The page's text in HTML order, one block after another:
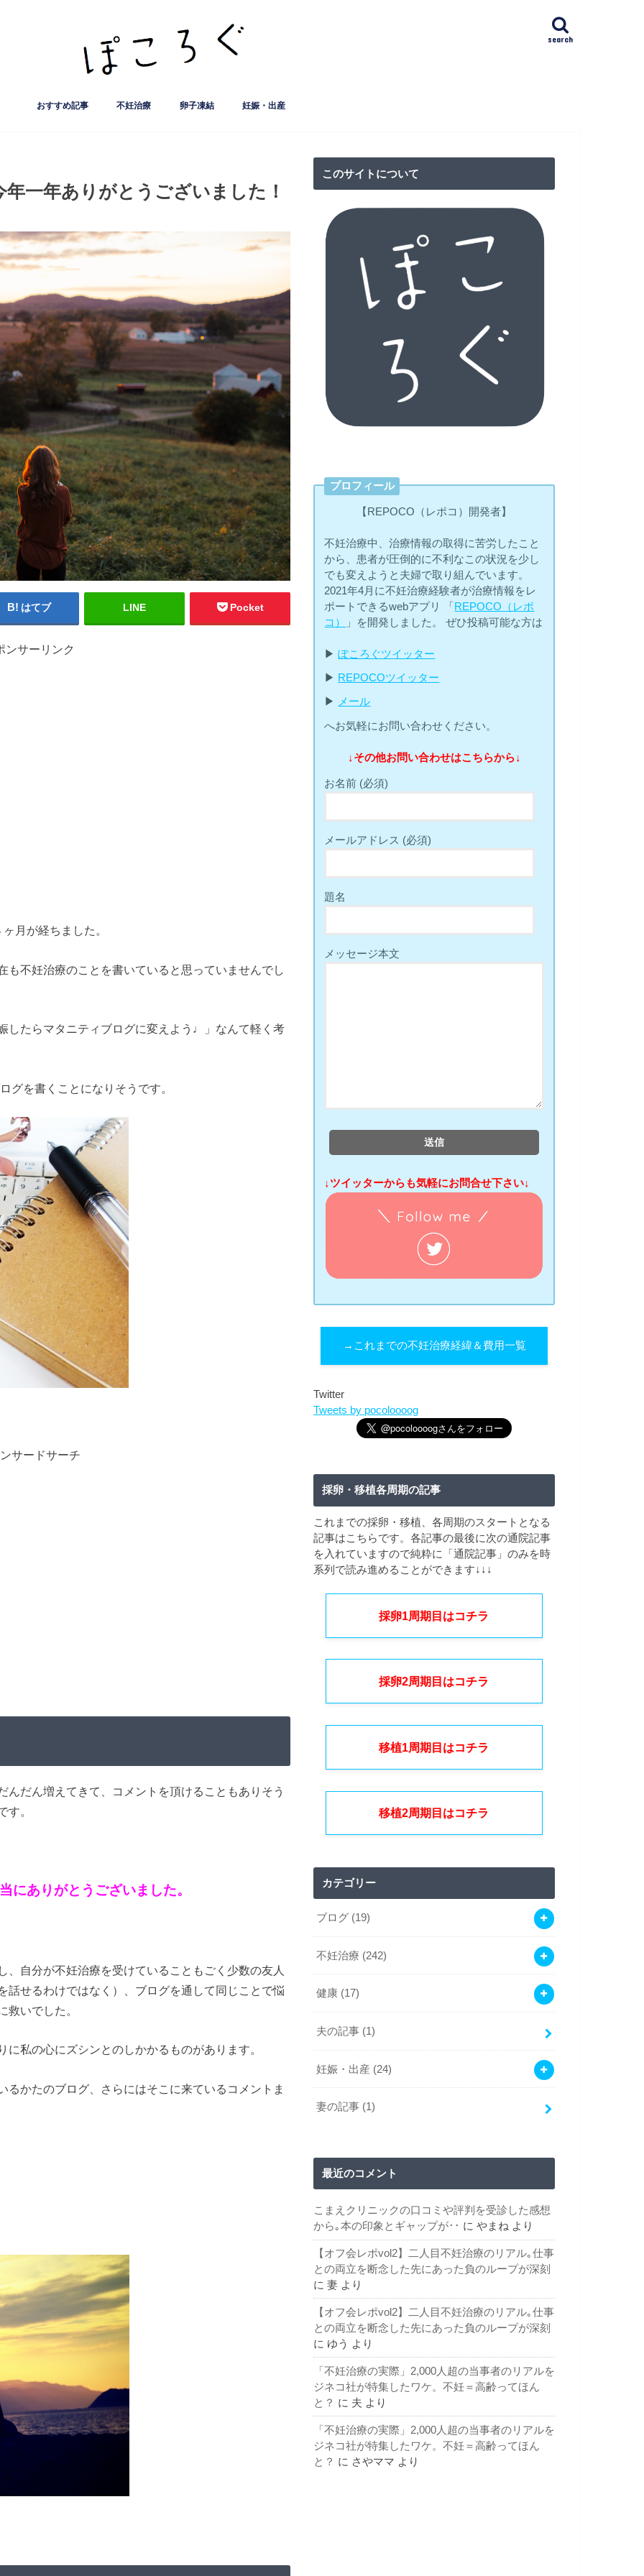
search
おすすめ記事 不妊治療 卵子凍結 妊娠・出産
一年ありがとうございました！
はてブ LINE Pocket
ンサーリンク
月が経ちました。
も不妊治療のことを書いていると思っていませんでし
したらマタニティブログに変えよう♩」なんて軽く考
グを書くことになりそうです。
サードサーチ
だん増えてきて、コメントを頂けることもありそう
す。
にありがとうございました。
自分が不妊治療を受けていることもごく少数の友人
話せるわけではなく）、ブログを通して同じことで悩
救いでした。
私の心にズシンとのしかかるものがあります。
かたのブログ、さらにはそこに来ているコメントま
このサイトについて
プロフィール
【REPOCO（レポコ）開発者】
不妊治療中、治療情報の取得に苦労したこと
から、患者が圧倒的に不利なこの状況を少し
でも変えようと夫婦で取り組んでいます。
2021年4月に不妊治療経験者が治療情報をレ
ポートできるwebアプリ 「 REPOCO（レポ
コ）
」を開発しました。 ぜひ投稿可能な方は
▶︎ぽころぐツイッター
▶︎ REPOCOツイッター
▶︎ メール
へお気軽にお問い合わせください。
↓その他お問い合わせはこちらから↓
お名前 (必須)
メールアドレス (必須)
題名
メッセージ本文
↓ツイッターからも気軽にお問合せ下さい↓
→これまでの不妊治療経緯＆費用一覧
Twitter
Tweets by pocoloooog
採卵・移植各周期の記事
これまでの採卵・移植、各周期のスタートとなる
記事はこちらです。各記事の最後に次の通院記事
を入れていますので純粋に「通院記事」のみを時
系列で読み進めることができます↓↓↓
採卵1周期目はコチラ
採卵2周期目はコチラ
移植1周期目はコチラ
移植2周期目はコチラ
カテゴリー
ブログ (19)
不妊治療 (242)
健康 (17)
夫の記事 (1)
妊娠・出産 (24)
妻の記事 (1)
最近のコメント
こまえクリニックの口コミや評判を受診した感想
から｡本の印象とギャップが･･ に やまね より
【オフ会レポvol2】二人目不妊治療のリアル｡仕事
との両立を断念した先にあった負のループが深刻
に 妻 より
【オフ会レポvol2】二人目不妊治療のリアル｡仕事
との両立を断念した先にあった負のループが深刻
に ゆう より
「不妊治療の実際」2,000人超の当事者のリアルを
ジネコ社が特集したワケ。不妊＝高齢ってほん
と？ に 夫 より
「不妊治療の実際」2,000人超の当事者のリアルを
ジネコ社が特集したワケ。不妊＝高齢ってほん
と？ に さやママ より